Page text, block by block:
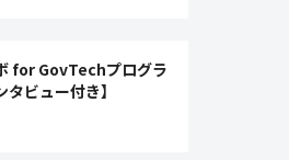
for GovTechプログラ
ビュー付き】